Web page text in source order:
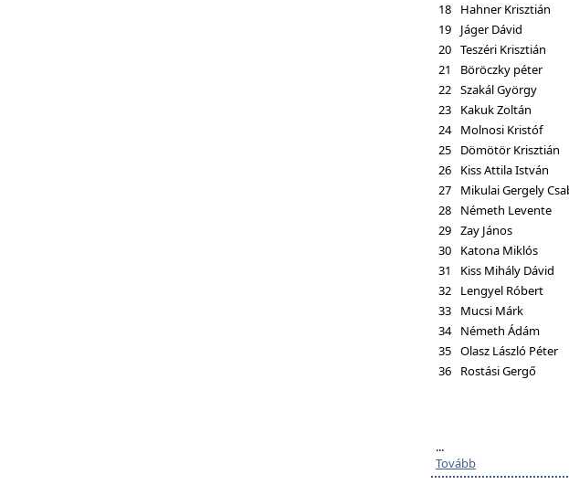
18
Hahner Krisztián
19
Jáger Dávid
20 Teszéri Krisztián
21
Böröczky péter
22 Szakál György
23
Kakuk Zoltán
24
Molnosi Kristóf
25
Dömötör Krisztián
26
Kiss Attila István
27
Mikulai Gergely
28
Németh Levente
29 Zay János
30
Katona Miklós
31
Kiss Mihály Dávid
32
Lengyel Róbert
33
Mucsi Márk
34
Németh Ádám
35 Olasz László Péter
36
Rostási Gergő
...
Tovább